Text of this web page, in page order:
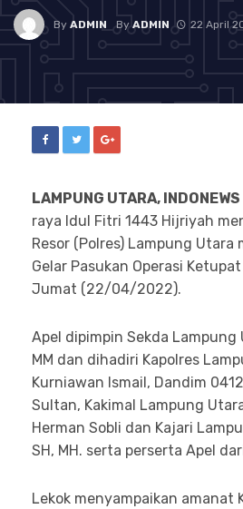
By ADMIN ByADMIN 22 April
LAMPUNG UTARA, INDONEWS
raya Idul Fitri 1443 Hijriyah
Resor (Polres) Lampung Utara
Gelar Pasukan Operasi
Jumat (22/04/2022).
Apel dipimpin Sekda Lampung
MM dan dihadiri Kapolres
Kurniawan Ismail, Dandim
Sultan, Kakimal Lampung
Herman Sobli dan Kajari
SH, MH. serta perserta Apel
Lekok menyampaikan amanat